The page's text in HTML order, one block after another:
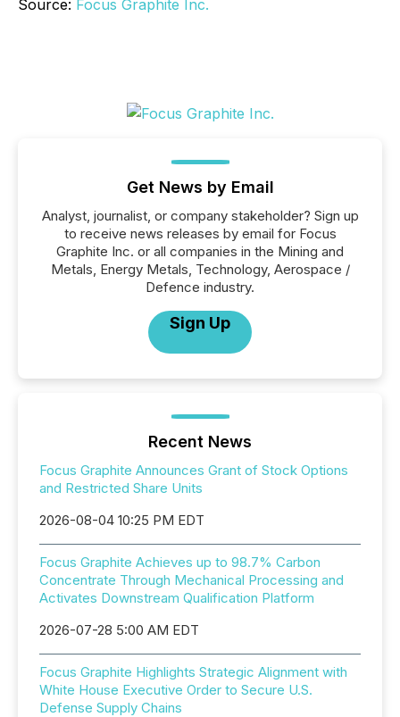
Source: Focus Graphite Inc.
Get News by Email
Analyst, journalist, or company stakeholder? Sign up
to receive news releases by email for Focus
Graphite Inc. or all companies in the Mining and
Metals, Energy Metals, Technology, Aerospace /
Defence industry.
Sign Up
Recent News
Focus Graphite Announces Grant of Stock Options
and Restricted Share Units
2026-08-04 10:25 PM EDT
Focus Graphite Achieves up to 98.7% Carbon
Concentrate Through Mechanical Processing and
Activates Downstream Qualification Platform
2026-07-28 5:00 AM EDT
Focus Graphite Highlights Strategic Alignment with
White House Executive Order to Secure U.S.
Defense Supply Chains